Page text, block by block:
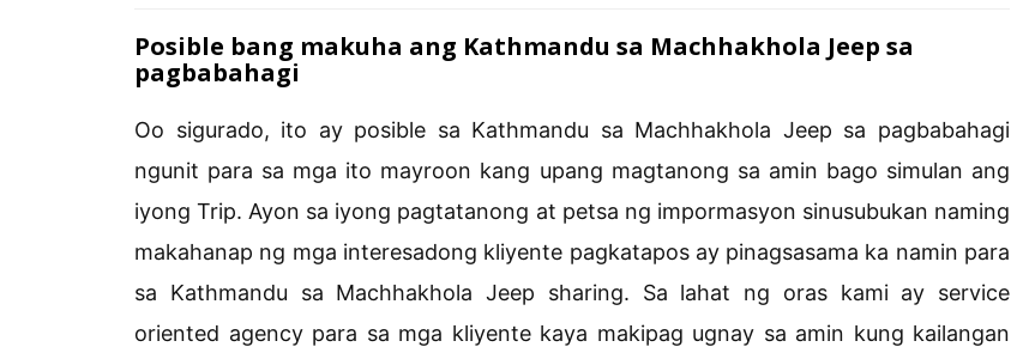
Posible bang makuha ang Kathmandu sa Machhakhola Jeep sa
pagbabahagi
Oo sigurado, ito ay posible sa Kathmandu sa Machhakhola Jeep sa pagbabahagi
ngunit para sa mga ito mayroon kang upang magtanong sa amin bago simulan ang
iyong Trip. Ayon sa iyong pagtatanong at petsa ng impormasyon sinusubukan naming
makahanap ng mga interesadong kliyente pagkatapos ay pinagsasama ka namin para
sa Kathmandu sa Machhakhola Jeep sharing. Sa lahat ng oras kami ay service
oriented agency para sa mga kliyente kaya makipag ugnay sa amin kung kailangan